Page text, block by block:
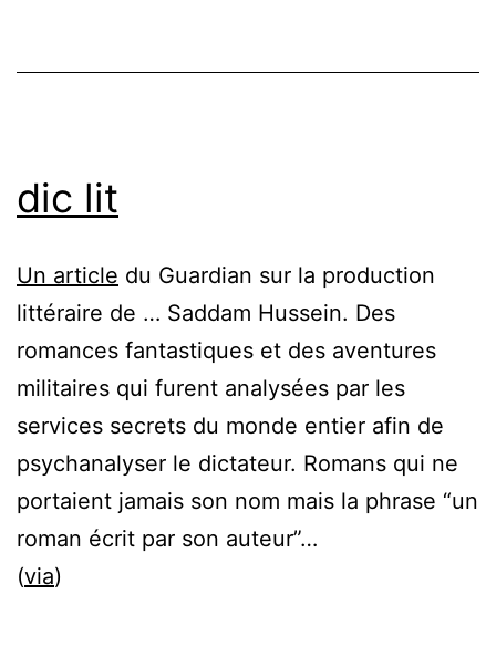
dic lit
Un article du Guardian sur la production
littéraire de … Saddam Hussein. Des
romances fantastiques et des aventures
militaires qui furent analysées par les
services secrets du monde entier afin de
psychanalyser le dictateur. Romans qui ne
portaient jamais son nom mais la phrase “un
roman écrit par son auteur”…
(via)